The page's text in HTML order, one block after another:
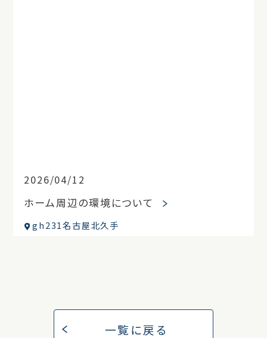
2026/04/12
ホーム周辺の環境について
gh231名古屋北久手
一覧に戻る